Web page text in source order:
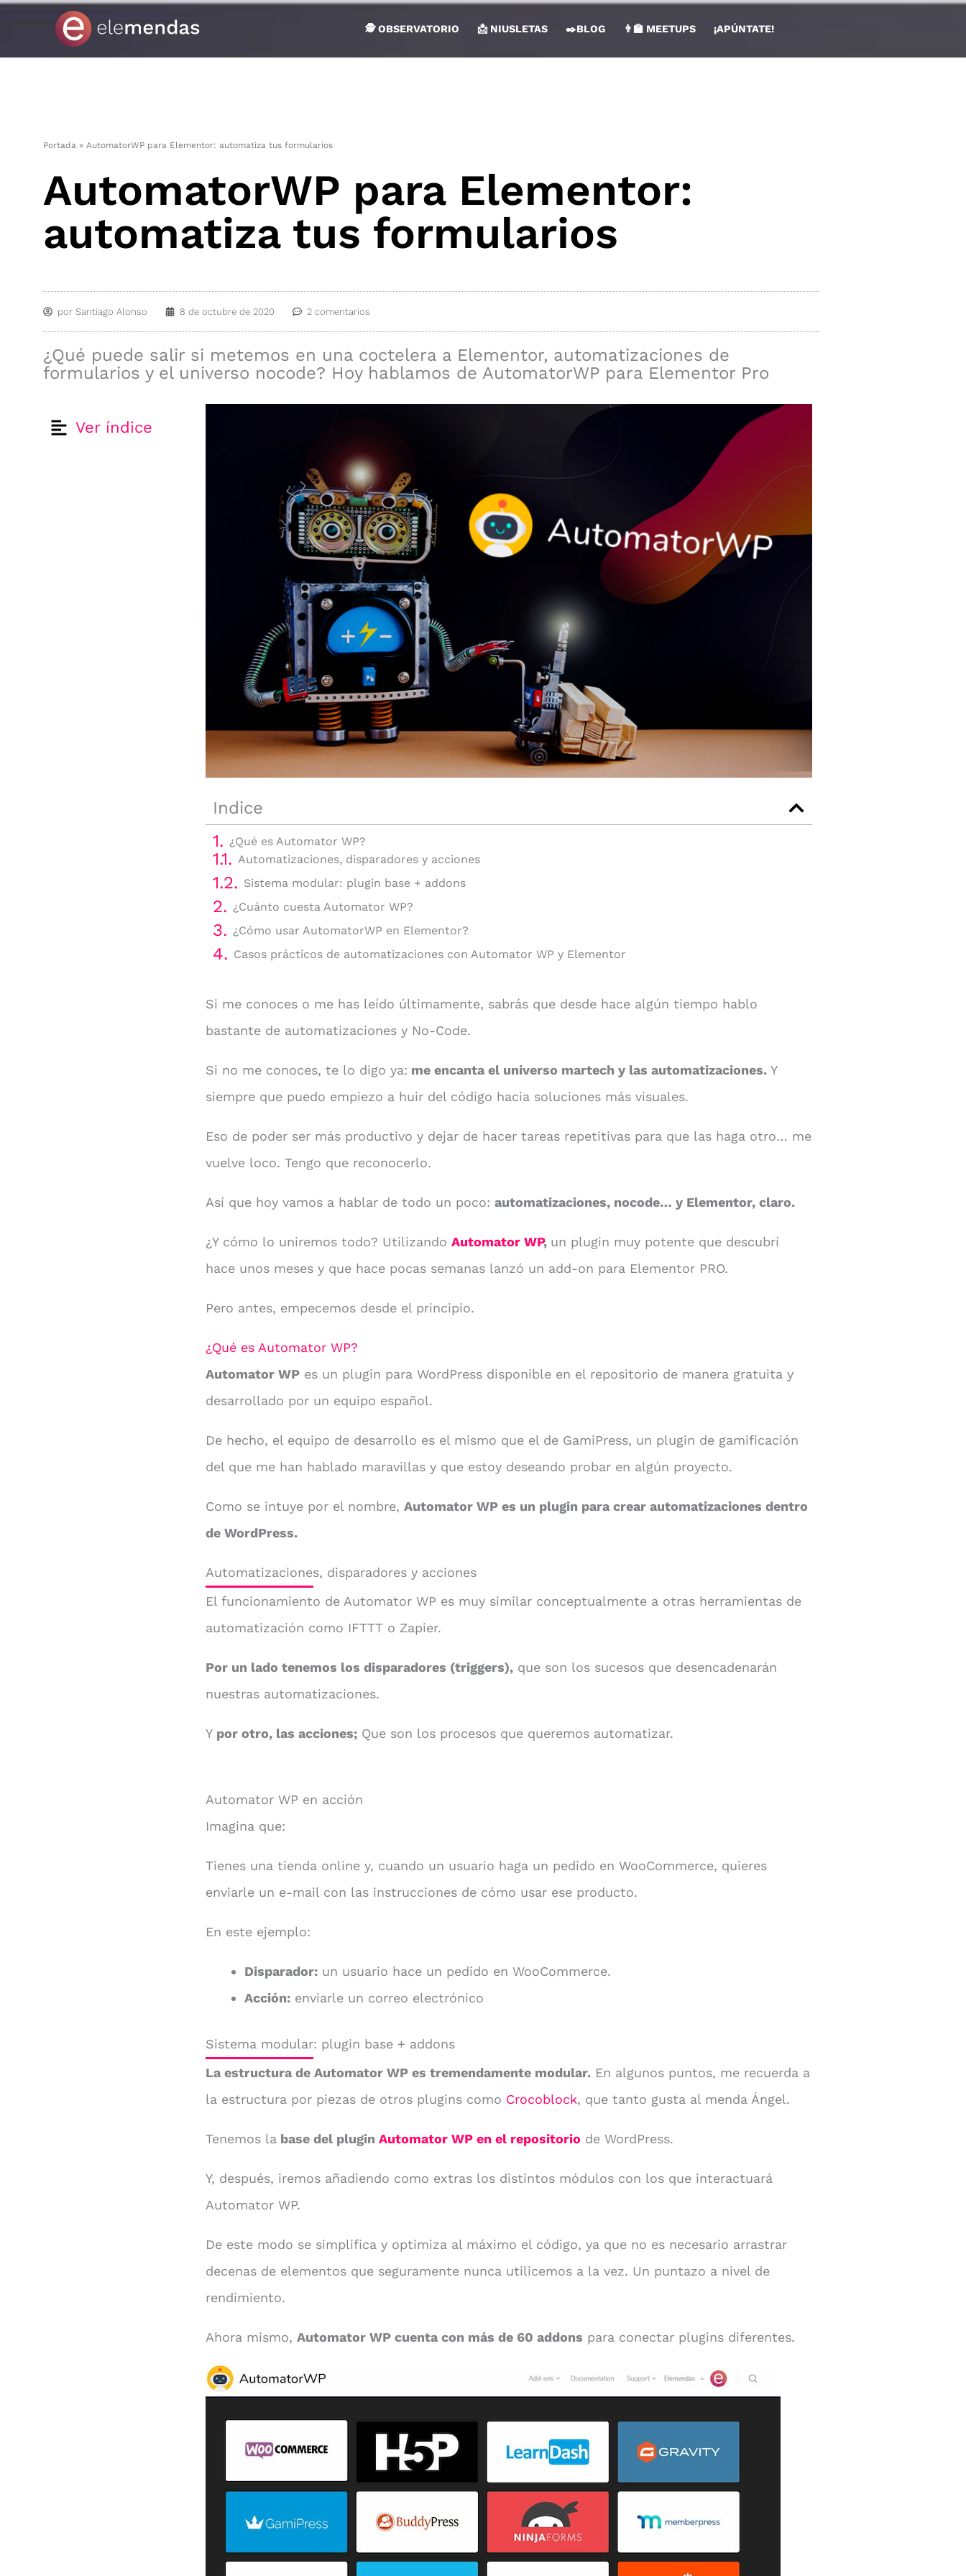
Ir
contenido
🕵 OBSERVATORIO 📩 NIUSLETAS ✒️BLOG 👨‍🏫 MEETUPS ¡APÚNTATE!
Portada » AutomatorWP para Elementor: automatiza tus formularios
AutomatorWP para Elementor:
automatiza tus formularios
por Santiago Alonso 8 de octubre de 2020 2 comentarios
¿Qué puede salir si metemos en una coctelera a Elementor, automatizaciones de
formularios y el universo nocode? Hoy hablamos de AutomatorWP para Elementor Pro
Ver índice
Indice
¿Qué es Automator WP?
Automatizaciones, disparadores y acciones
Sistema modular: plugin base + addons
¿Cuánto cuesta Automator WP?
¿Cómo usar AutomatorWP en Elementor?
Casos prácticos de automatizaciones con Automator WP y Elementor
Si me conoces o me has leído últimamente, sabrás que desde hace algún tiempo hablo
bastante de automatizaciones y No-Code.
Si no me conoces, te lo digo ya: me encanta el universo martech y las automatizaciones. Y
siempre que puedo empiezo a huir del código hacia soluciones más visuales.
Eso de poder ser más productivo y dejar de hacer tareas repetitivas para que las haga otro… me
vuelve loco. Tengo que reconocerlo.
Así que hoy vamos a hablar de todo un poco: automatizaciones, nocode… y Elementor, claro.
¿Y cómo lo uniremos todo? Utilizando Automator WP, un plugin muy potente que descubrí
hace unos meses y que hace pocas semanas lanzó un add-on para Elementor PRO.
Pero antes, empecemos desde el principio.
¿Qué es Automator WP?
Automator WP es un plugin para WordPress disponible en el repositorio de manera gratuita y
desarrollado por un equipo español.
De hecho, el equipo de desarrollo es el mismo que el de GamiPress, un plugin de gamificación
del que me han hablado maravillas y que estoy deseando probar en algún proyecto.
Como se intuye por el nombre, Automator WP es un plugin para crear automatizaciones dentro
de WordPress.
Automatizaciones, disparadores y acciones
El funcionamiento de Automator WP es muy similar conceptualmente a otras herramientas de
automatización como IFTTT o Zapier.
Por un lado tenemos los disparadores (triggers), que son los sucesos que desencadenarán
nuestras automatizaciones.
Y por otro, las acciones; Que son los procesos que queremos automatizar.
Automator WP en acción
Imagina que:
Tienes una tienda online y, cuando un usuario haga un pedido en WooCommerce, quieres
enviarle un e-mail con las instrucciones de cómo usar ese producto.
En este ejemplo:
Disparador: un usuario hace un pedido en WooCommerce.
Acción: enviarle un correo electrónico
Sistema modular: plugin base + addons
La estructura de Automator WP es tremendamente modular. En algunos puntos, me recuerda a
la estructura por piezas de otros plugins como Crocoblock, que tanto gusta al menda Ángel.
Tenemos la base del plugin Automator WP en el repositorio de WordPress.
Y, después, iremos añadiendo como extras los distintos módulos con los que interactuará
Automator WP.
De este modo se simplifica y optimiza al máximo el código, ya que no es necesario arrastrar
decenas de elementos que seguramente nunca utilicemos a la vez. Un puntazo a nivel de
rendimiento.
Ahora mismo, Automator WP cuenta con más de 60 addons para conectar plugins diferentes.